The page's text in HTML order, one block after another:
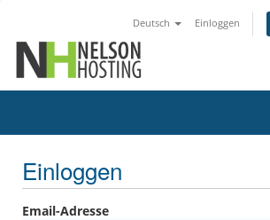
Deutsch Einloggen
Einloggen
Email-Adresse